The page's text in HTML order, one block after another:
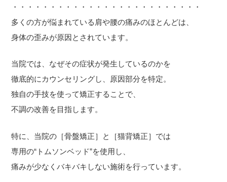
・・・・・・・・・・・・・・・・・・・・・・・・・
多くの方が悩まれている肩や腰の痛みのほとんどは、
身体の歪みが原因とされています。
当院では、なぜその症状が発生しているのかを
徹底的にカウンセリングし、原因部分を特定。
独自の手技を使って矯正することで、
不調の改善を目指します。
特に、当院の［骨盤矯正］と［猫背矯正］では
専用の“トムソンベッド”を使用し、
痛みが少なくバキバキしない施術を行っています。